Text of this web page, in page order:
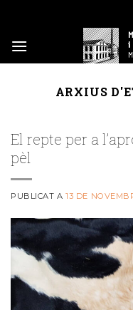
content
ARXIUS
El repte per a
pèl
PUBLICAT A13 DE